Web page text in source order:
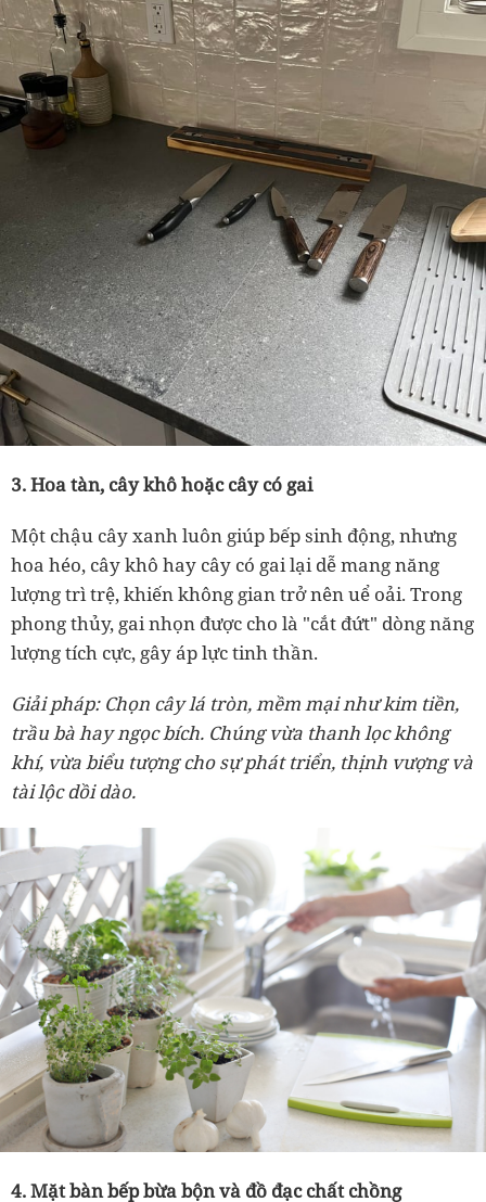
3. Hoa tàn, cây khô hoặc cây có gai
Một chậu cây xanh luôn giúp bếp sinh động, nhưng
hoa héo, cây khô hay cây có gai lại dễ mang năng
lượng trì trệ, khiến không gian trở nên uể oải. Trong
phong thủy, gai nhọn được cho là "cắt đứt" dòng năng
lượng tích cực, gây áp lực tinh thần.
Giải pháp: Chọn cây lá tròn, mềm mại như kim tiền,
trầu bà hay ngọc bích. Chúng vừa thanh lọc không
khí, vừa biểu tượng cho sự phát triển, thịnh vượng và
tài lộc dồi dào.
4. Mặt bàn bếp bừa bộn và đồ đạc chất chồng